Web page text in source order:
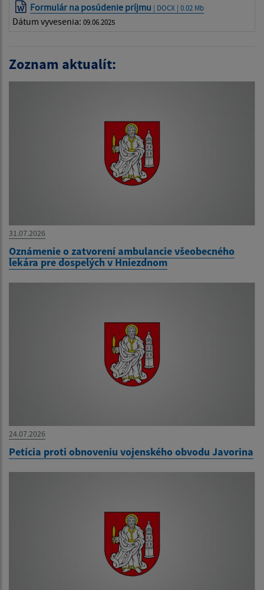
Formulár na posúdenie príjmu | DOCX | 0.02 Mb
Dátum vyvesenia: 09.06.2025
Zoznam aktualít:
31.07.2026
Oznámenie o zatvorení ambulancie všeobecného
lekára pre dospelých v Hniezdnom
24.07.2026
Petícia proti obnoveniu vojenského obvodu Javorina